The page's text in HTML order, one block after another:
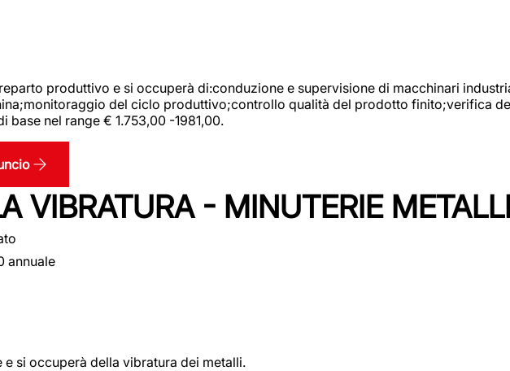
produttivo e si occuperà di:conduzione e supervisione di macchinari
del ciclo produttivo;controllo qualità del prodotto finito;verifica
base nel range € 1.753,00 -1981,00.
VIBRATURA - MINUTERIE
annuale
si occuperà della vibratura dei metalli.